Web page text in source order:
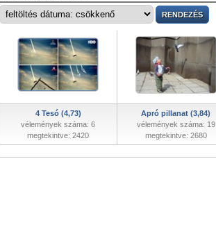
4 Tesó (4,73)
vélemények száma: 6
megtekintve: 2420
Apró pillanat (3,84)
vélemények száma: 19
megtekintve: 2680